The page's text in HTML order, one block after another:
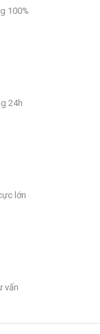
100%
24h
lớn
vấn